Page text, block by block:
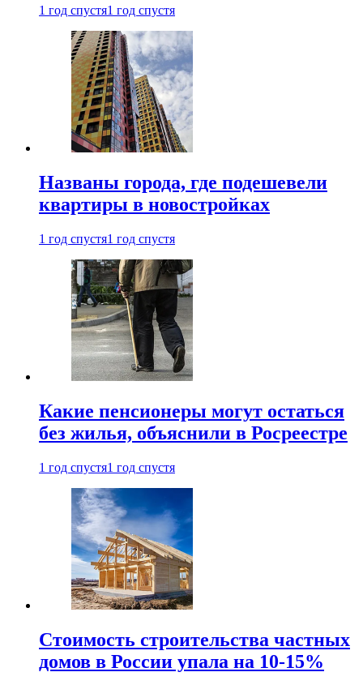
1 год спустя1 год спустя
Названы города, где подешевели
квартиры в новостройках
1 год спустя1 год спустя
Какие пенсионеры могут остаться
без жилья, объяснили в Росреестре
1 год спустя1 год спустя
Стоимость строительства частных
домов в России упала на 10-15%